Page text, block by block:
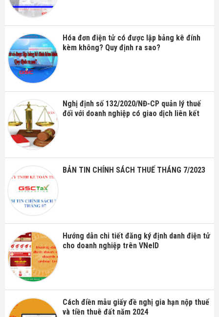
Hóa đơn điện tử có được lập bảng kê đính
kèm không? Quy định ra sao?
Nghị định số 132/2020/NĐ-CP quản lý thuế
đối với doanh nghiệp có giao dịch liên kết
BẢN TIN CHÍNH SÁCH THUẾ THÁNG 7/2023
Hướng dẫn chi tiết đăng ký định danh điện tử
cho doanh nghiệp trên VNeID
Cách điền mẫu giấy đề nghị gia hạn nộp thuế
và tiền thuê đất năm 2024